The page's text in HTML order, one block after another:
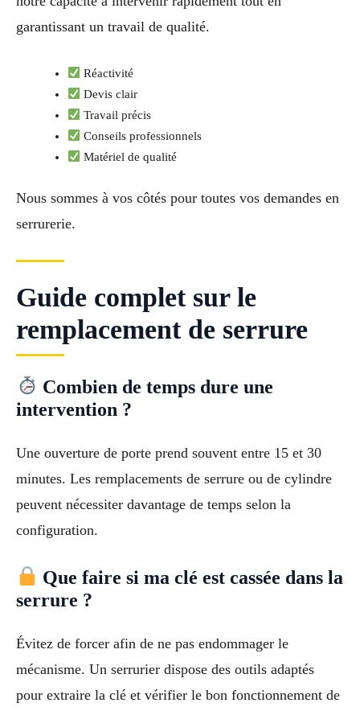
garantissant un travail de qualité.
Réactivité
Devis clair
Travail précis
Conseils professionnels
Matériel de qualité
Nous sommes à vos côtés pour toutes vos demandes en
serrurerie.
Guide complet sur le
remplacement de serrure
Combien de temps dure une
intervention ?
Une ouverture de porte prend souvent entre 15 et 30
minutes. Les remplacements de serrure ou de cylindre
peuvent nécessiter davantage de temps selon la
configuration.
Que faire si ma clé est cassée dans la
serrure ?
Évitez de forcer afin de ne pas endommager le
mécanisme. Un serrurier dispose des outils adaptés
pour extraire la clé et vérifier le bon fonctionnement de